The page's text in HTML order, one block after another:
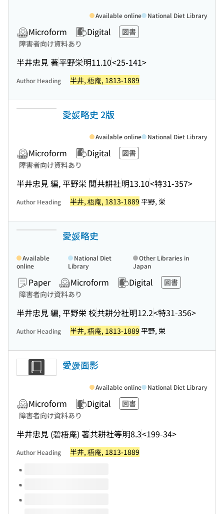
Microform Digital
図書
障害者向け資料あり
半井忠見 著平野栄明11.10<25-141>
Available online National Diet Library
Author Heading 半井, 梧庵, 1813-1889
愛媛略史 2版
Microform Digital
図書
障害者向け資料あり
半井忠見 編, 平野栄 閲共耕社明13.10<特31-357>
Available online National Diet Library
Author Heading 半井, 梧庵, 1813-1889 平野, 栄
愛媛略史
Paper Microform Digital
図書
障害者向け資料あり
半井忠見 編, 平野栄 校共耕分社明12.2<特31-356>
Available
online
National Diet
Library
Other Libraries in
Japan
Author Heading 半井, 梧庵, 1813-1889 平野, 栄
愛媛面影
Microform Digital
図書
障害者向け資料あり
半井忠見 (碧梧庵) 著共耕社等明8.3<199-34>
Available online National Diet Library
Author Heading 半井, 梧庵, 1813-1889
Volumes of this title